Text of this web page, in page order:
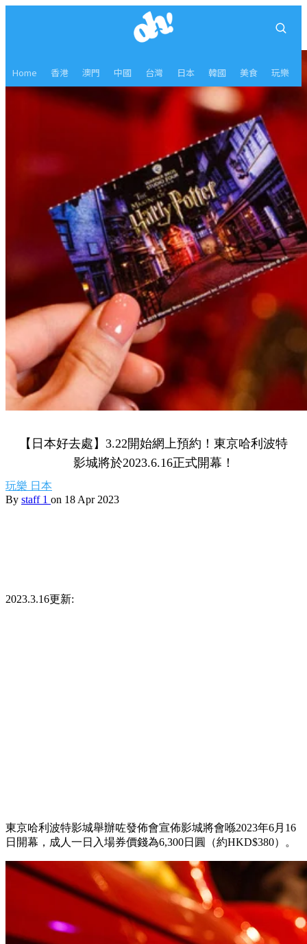
Home 香港 澳門 中國 台灣 日本 韓國 美食 玩樂
【日本好去處】3.22開始網上預約！東京哈利波特
影城將於2023.6.16正式開幕！
玩樂 日本
By staff 1 on 18 Apr 2023
2023.3.16更新:
東京哈利波特影城舉辦咗發佈會宣佈影城將會喺2023年6月16
日開幕，成人一日入場券價錢為6,300日圓（約HKD$380）。